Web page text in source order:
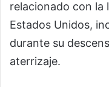
relacionado con la
Estados Unidos,
durante su
aterrizaje.